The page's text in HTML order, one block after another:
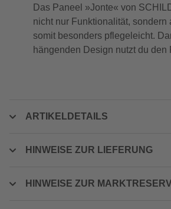
Das Paneel »Jonte« von
nicht nur Funktionalität,
somit besonders pflegeleicht.
hängenden Design nutzt du
ARTIKELDETAILS
HINWEISE ZUR LIEFERUNG
HINWEISE ZUR